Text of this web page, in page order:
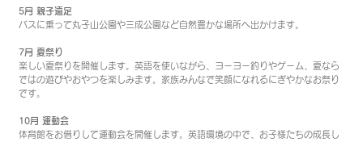
5月 親子遠足
バスに乗って丸子山公園や三成公園など自然豊かな場所へ出かけます。
7月 夏祭り
楽しい夏祭りを開催します。英語を使いながら、ヨーヨー釣りやゲーム、夏なら
ではの遊びやおやつを楽しみます。家族みんなで笑顔になれるにぎやかなお祭り
です。
10月 運動会
体育館をお借りして運動会を開催します。英語環境の中で、お子様たちの成長し